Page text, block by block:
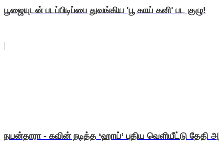
பூஜையுடன் படப்பிடிப்பை துவங்கிய 'பூ காய் கனி' பட குழு!
நயன்தாரா - கவின் நடித்த ‘ஹாய்’ புதிய வெளியீட்டு தேதி